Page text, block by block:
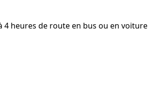
4 heures de route en bus ou en voiture